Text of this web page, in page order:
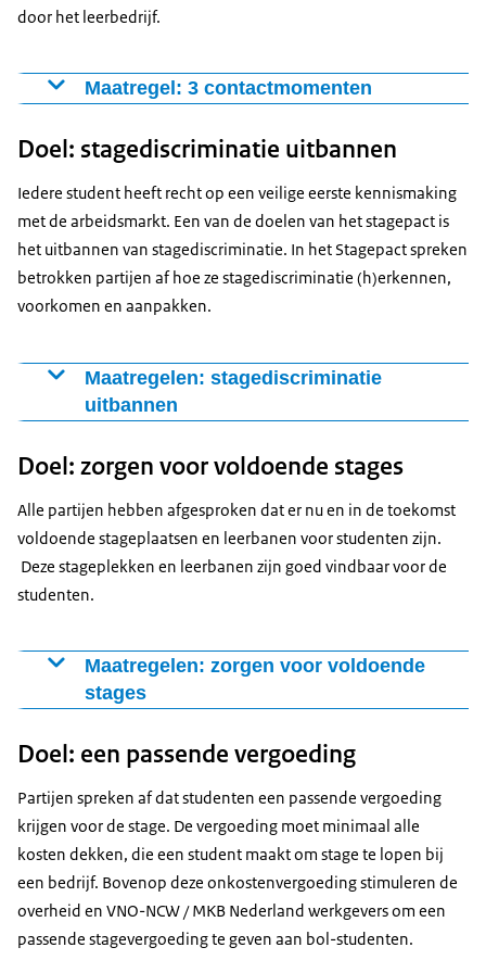
Kijk wat jij kunt doen op rijksoverheid.nl.
door het leerbedrijf.
Maatregel: 3 contactmomenten
persoonlijk contact tussen het leerbedrijf, de
Daarom spreken alle betrokkenen af dat:
Er per stage minstens 3 contactmomenten zijn.
Mocht dit niet lukken, dan zijn hier goede redenen
voor.
begeleider vanuit school en de student zijn daarbij
aanwezig.
Doel: stagediscriminatie uitbannen
Iedere student heeft recht op een veilige eerste kennismaking
met de arbeidsmarkt. Een van de doelen van het stagepact is
het uitbannen van stagediscriminatie. In het Stagepact spreken
betrokken partijen af hoe ze stagediscriminatie (h)erkennen,
voorkomen en aanpakken.
Maatregelen: stagediscriminatie
uitbannen
stagediscriminatie tegen te gaan. De nadruk bij de
Sociale normstelling: Alle betrokken partners dragen
uit dat discriminatie verboden is (sociale
een leerbedrijf voor sociale veiligheid en
stagediscriminatie aangescherpt. Ook stelt het
de sociale norm.
scholen en leerwerkbedrijven wordt het volgende
opgenomen in de werkwijze:
Stagediscriminatie blijft onder de aandacht bij het
stagebedrijf en in het personeelsbeleid.
Elke mbo-school heeft een goed toegankelijk
meldpunt. Bij dit meldpunt kunnen studenten
Doel: zorgen voor voldoende stages
Alle partijen hebben afgesproken dat er nu en in de toekomst
voldoende stageplaatsen en leerbanen voor studenten zijn.
Deze stageplekken en leerbanen zijn goed vindbaar voor de
studenten.
Maatregelen: zorgen voor voldoende
stages
voldoende kwalitatief goede en toegankelijke
Te zorgen voor actueel aanbod op Stagemarkt en
Leerbanenmarkt.
Monitoring van vraag en aanbod naar stages en
leerbanen en signalering tekorten door SBB.
Subsidieregeling praktijkleren door het ministerie
Doel: een passende vergoeding
Partijen spreken af dat studenten een passende vergoeding
krijgen voor de stage. De vergoeding moet minimaal alle
kosten dekken, die een student maakt om stage te lopen bij
een bedrijf. Bovenop deze onkostenvergoeding stimuleren de
overheid en VNO-NCW / MKB Nederland werkgevers om een
passende stagevergoeding te geven aan bol-studenten.